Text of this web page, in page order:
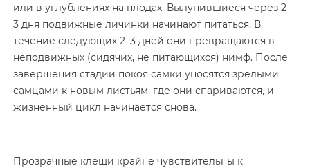
или в углублениях на плодах. Вылупившиеся через 2–
3 дня подвижные личинки начинают питаться. В
течение следующих 2–3 дней они превращаются в
неподвижных (сидячих, не питающихся) нимф. После
завершения стадии покоя самки уносятся зрелыми
самцами к новым листьям, где они спариваются, и
жизненный цикл начинается снова.
Прозрачные клещи крайне чувствительны к